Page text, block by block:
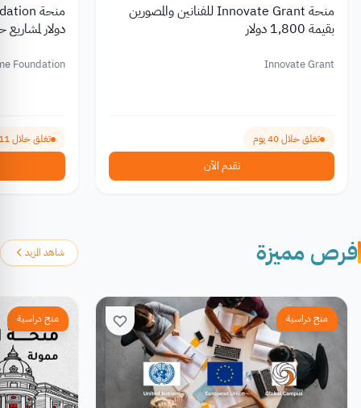
منحة Innovate Grant للفنانين والمصورين
بقيمة 1,800 دولار
Innovate Grant
تغلق خلال 40 يوم
تقدم الآن
دولار
Foundation
تغلق خلال 111 يوم
فرص مميزة شاهد المزيد
منح دراسية منح دراسية